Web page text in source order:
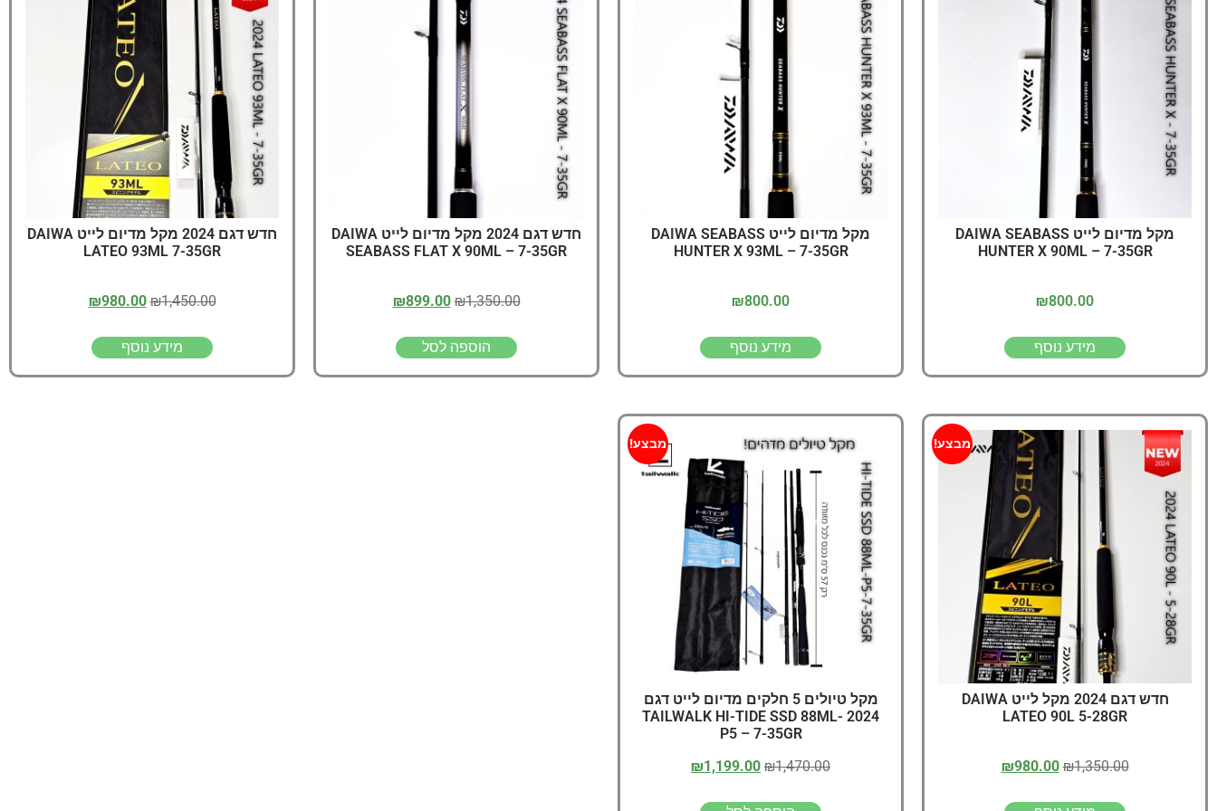
דיג – מאמרים בנושא דיג
החנות שלי – ציוד מומלץ שווה להכנס!
תקנון אתר
מקל מדיום לייט DAIWA SEABASS
HUNTER X 90ML – 7-35GR
₪800.00
מידע נוסף
מקל מדיום לייט DAIWA SEABASS
HUNTER X 93ML – 7-35GR
₪800.00
מידע נוסף
חדש דגם 2024 מקל מדיום לייט DAIWA
SEABASS FLAT X 90ML – 7-35GR
₪1,350.00
₪899.00
הוספה לסל
חדש דגם 2024 מקל מדיום לייט DAIWA
LATEO 93ML 7-35GR
₪1,450.00
₪980.00
מידע נוסף
מבצע!
חדש דגם 2024 מקל לייט DAIWA
LATEO 90L 5-28GR
₪1,350.00
₪980.00
מבצע!
מקל טיולים 5 חלקים מדיום לייט דגם
2024 TAILWALK HI-TIDE SSD 88ML-
P5 – 7-35GR
₪1,470.00
₪1,199.00